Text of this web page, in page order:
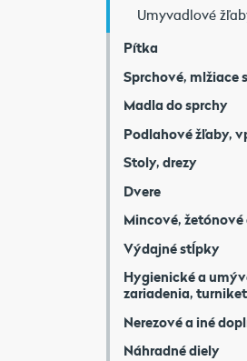
Umyvadlové
Pítka
Sprchové, mlžiace
Madla do sprchy
Podlahové žľaby,
Stoly, drezy
Dvere
Mincové,
Výdajné stĺpky
Hygienické a
zariadenia,
Nerezové a iné
Náhradné diely